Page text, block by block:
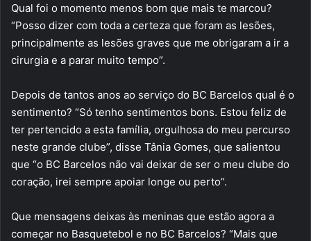
Qual foi o momento menos bom que mais te marcou?
“Posso dizer com toda a certeza que foram as lesões,
principalmente as lesões graves que me obrigaram a ir a
cirurgia e a parar muito tempo”.
Depois de tantos anos ao serviço do BC Barcelos qual é o
sentimento? “Só tenho sentimentos bons. Estou feliz de
ter pertencido a esta família, orgulhosa do meu percurso
neste grande clube”, disse Tânia Gomes, que salientou
que “o BC Barcelos não vai deixar de ser o meu clube do
coração, irei sempre apoiar longe ou perto”.
Que mensagens deixas às meninas que estão agora a
começar no Basquetebol e no BC Barcelos? “Mais que